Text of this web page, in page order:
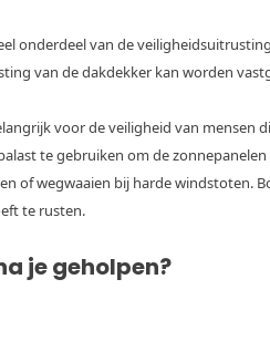
onderdeel van de
van de dakdekker kan worden
voor de veiligheid van
te gebruiken om de
of wegwaaien bij harde windstoten.
te rusten.
je geholpen?